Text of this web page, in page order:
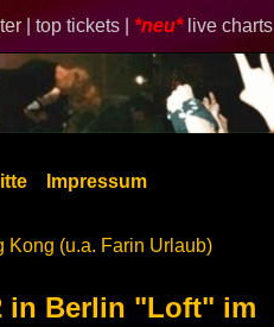
| top tickets | *neu* live charts
Impressum
Kong (u.a. Farin Urlaub)
in Berlin "Loft" im